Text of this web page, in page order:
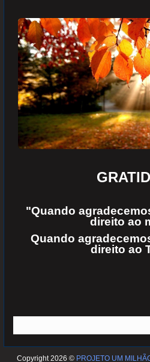
"Quando
direito ao
Quando
direito ao
Copyright 2026 © PROJETO UM